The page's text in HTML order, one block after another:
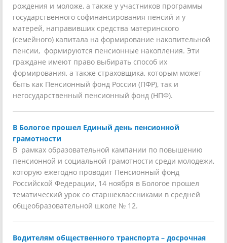
рождения и моложе, а также у участников программы
государственного софинансирования пенсий и у
матерей, направивших средства материнского
(семейного) капитала на формирование накопительной
пенсии, формируются пенсионные накопления. Эти
граждане имеют право выбирать способ их
формирования, а также страховщика, которым может
быть как Пенсионный фонд России (ПФР), так и
негосударственный пенсионный фонд (НПФ).
В Бологое прошел Единый день пенсионной
грамотности
В рамках образовательной кампании по повышению
пенсионной и социальной грамотности среди молодежи,
которую ежегодно проводит Пенсионный фонд
Российской Федерации, 14 ноября в Бологое прошел
тематический урок со старшеклассниками в средней
общеобразовательной школе № 12.
Водителям общественного транспорта – досрочная